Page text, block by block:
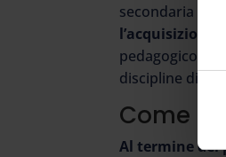
secondaria di
l’acquisizione
pedagogico,
discipline di
Come
Al termine del